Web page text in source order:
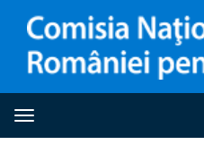
Toggle navigation